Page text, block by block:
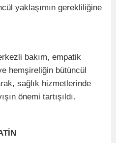
yaklaşımın gerekliliğine
bakım, empatik
hemşireliğin bütüncül
sağlık hizmetlerinde
önemi tartışıldı.